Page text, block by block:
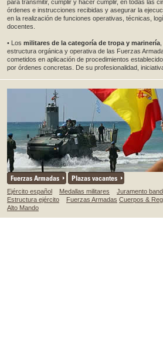
para transmitir, cumplir y hacer cumplir, en todas las
órdenes e instrucciones recibidas y asegurar la
en la realización de funciones operativas, técnicas,
docentes.
• Los militares de la categoría de tropa y marinería
estructura orgánica y operativa de las Fuerzas
cometidos en aplicación de procedimientos
por órdenes concretas. De su profesionalidad,
Fuerzas Armadas Plazas vacantes
Ejército español Medallas militares Juramento
Estructura ejército
Fuerzas Armadas Cuerpos &
Alto Mando